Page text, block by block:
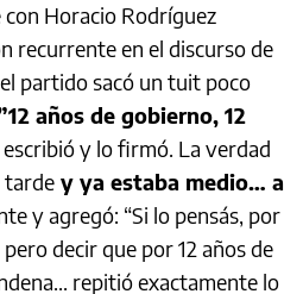
Horacio Rodríguez
recurrente en el discurso de
partido sacó un tuit poco
años de gobierno, 12
escribió y lo firmó. La verdad
tarde y ya estaba medio… a
y agregó: “Si lo pensás, por
decir que por 12 años de
repitió exactamente lo